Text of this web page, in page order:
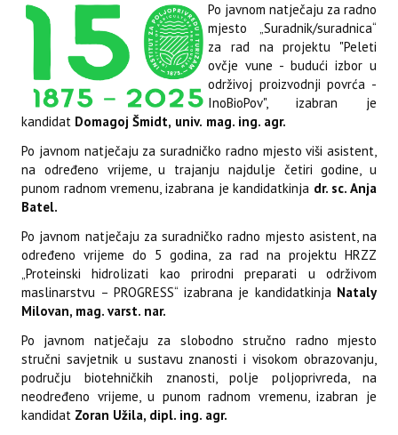
Po javnom natječaju za radno
mjesto „Suradnik/suradnica“
za rad na projektu "Peleti
ovčje vune - budući izbor u
održivoj proizvodnji povrća -
InoBioPov", izabran je
kandidat Domagoj Šmidt, univ. mag. ing. agr.
Po javnom natječaju za suradničko radno mjesto viši asistent,
na određeno vrijeme, u trajanju najdulje četiri godine, u
punom radnom vremenu, izabrana je kandidatkinja dr. sc. Anja
Batel.
Po javnom natječaju za suradničko radno mjesto asistent, na
određeno vrijeme do 5 godina, za rad na projektu HRZZ
„Proteinski hidrolizati kao prirodni preparati u održivom
maslinarstvu – PROGRESS“ izabrana je kandidatkinja Nataly
Milovan, mag. varst. nar.
Po javnom natječaju za slobodno stručno radno mjesto
stručni savjetnik u sustavu znanosti i visokom obrazovanju,
području biotehničkih znanosti, polje poljoprivreda, na
neodređeno vrijeme, u punom radnom vremenu, izabran je
kandidat Zoran Užila, dipl. ing. agr.